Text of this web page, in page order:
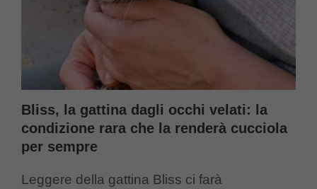
Bliss, la gattina dagli occhi velati: la
condizione rara che la renderà cucciola
per sempre
Leggere della gattina Bliss ci farà